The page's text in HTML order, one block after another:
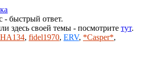
быстрый ответ.
здесь своей темы - посмотрите тут.
, fidel1970, ERV, *Casper*,